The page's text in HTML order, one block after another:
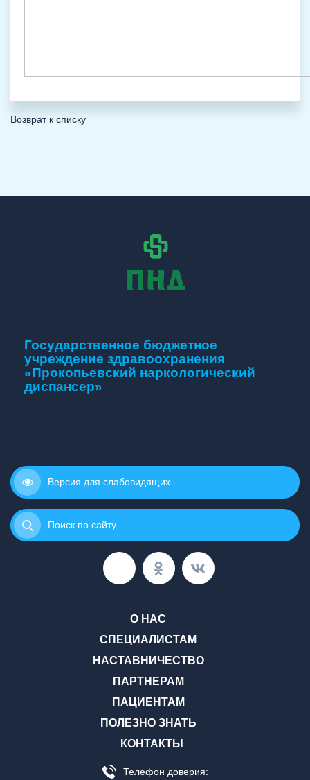
Возврат к списку
Государственное бюджетное
учреждение здравоохранения
«Прокопьевский наркологический
диспансер»
Версия для слабовидящих
Поиск по сайту
О НАС
СПЕЦИАЛИСТАМ
НАСТАВНИЧЕСТВО
ПАРТНЕРАМ
ПАЦИЕНТАМ
ПОЛЕЗНО ЗНАТЬ
КОНТАКТЫ
Телефон доверия: